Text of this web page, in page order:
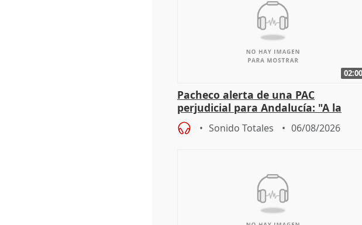
02:00
Pacheco alerta de una PAC
perjudicial para Andalucía: "A la
agricultura hay que protegerla"
Sonido Totales 06/08/2026